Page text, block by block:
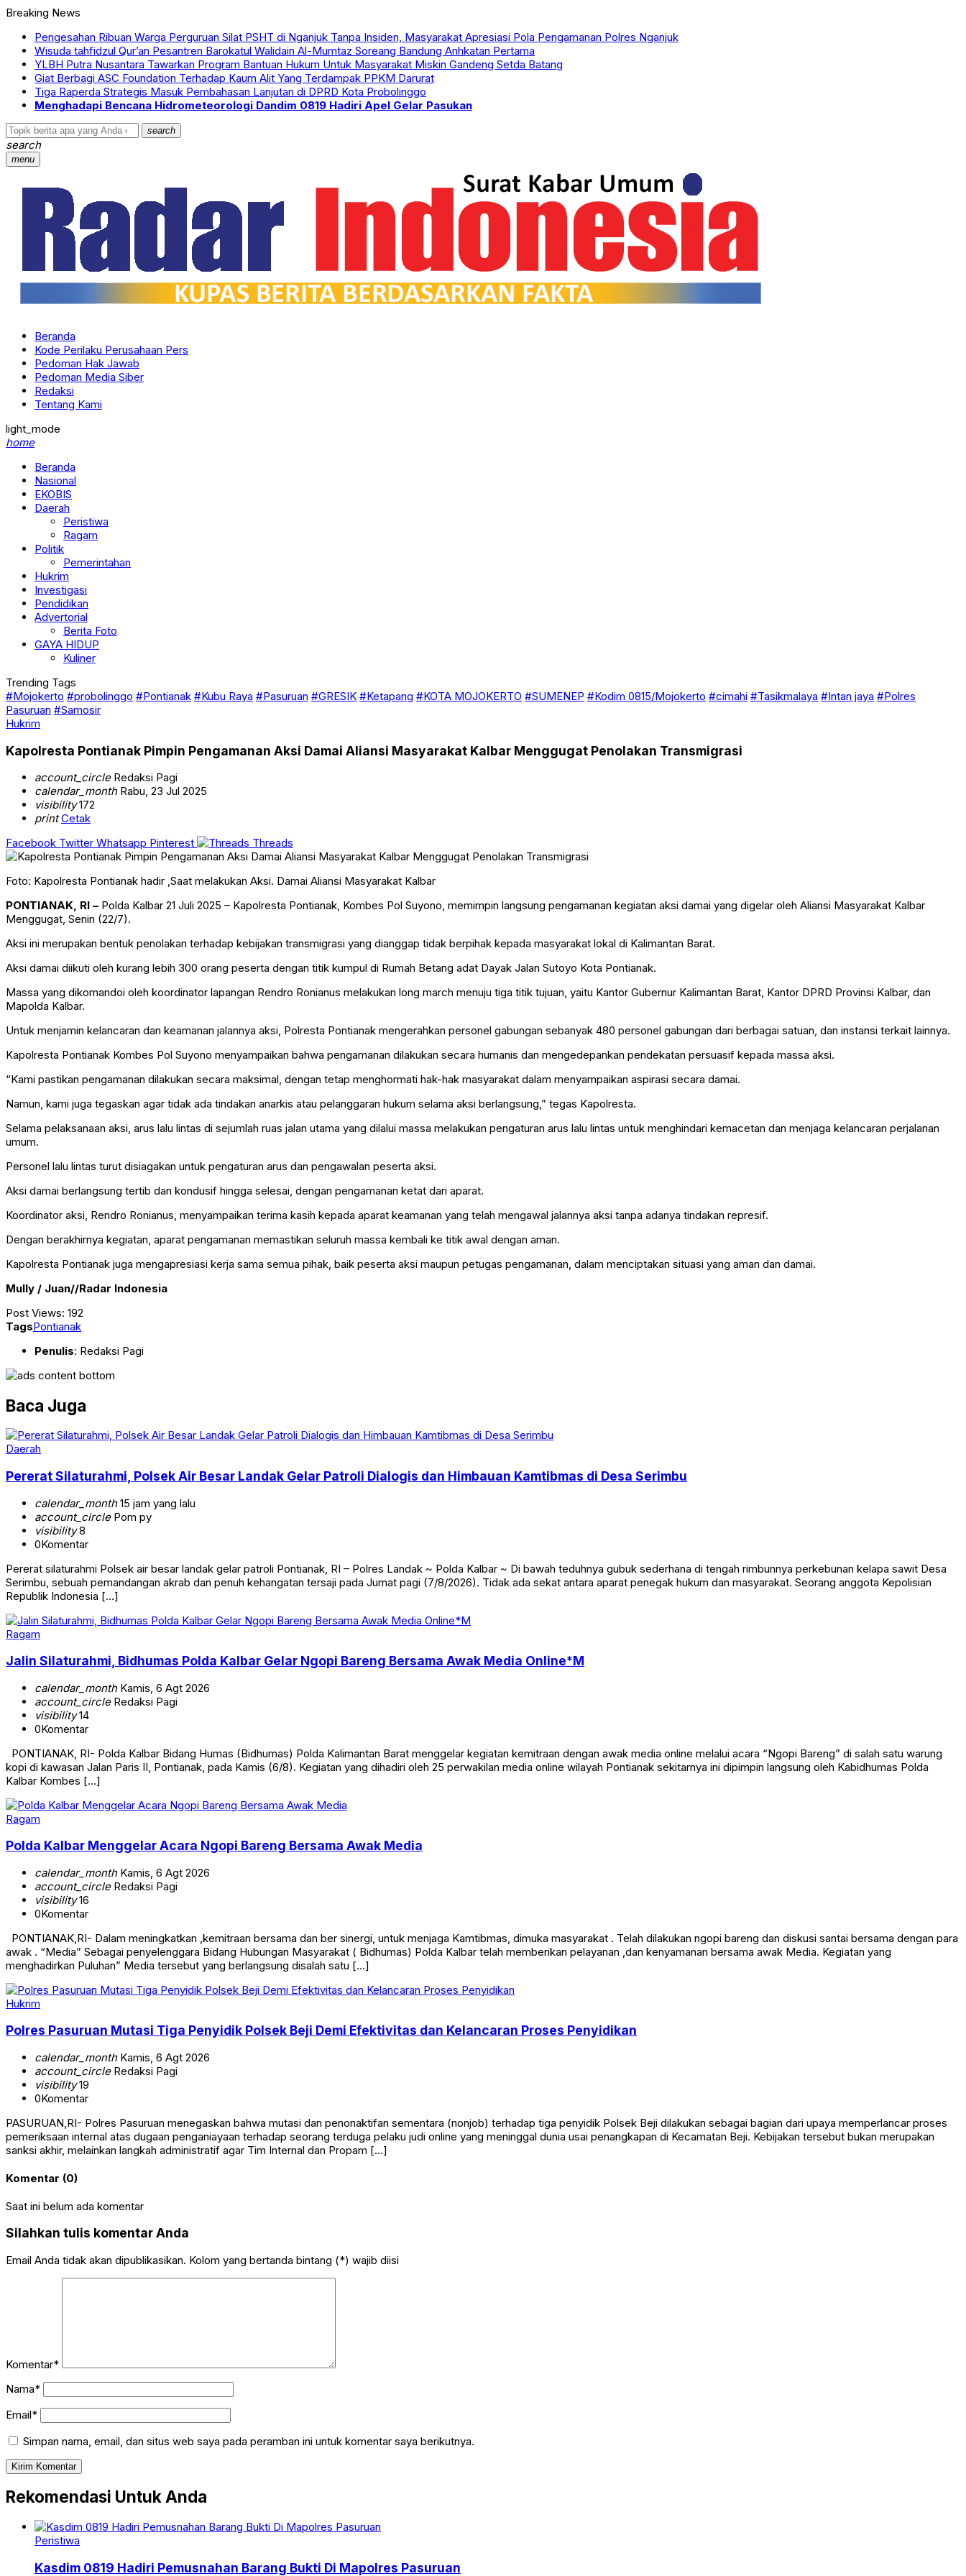
Breaking News
Pengesahan Ribuan Warga Perguruan Silat PSHT di Nganjuk Tanpa Insiden, Masyarakat Apresiasi Pola Pengamanan Polres Nganjuk
Wisuda tahfidzul Qur’an Pesantren Barokatul Walidain Al-Mumtaz Soreang Bandung Anhkatan Pertama
YLBH Putra Nusantara Tawarkan Program Bantuan Hukum Untuk Masyarakat Miskin Gandeng Setda Batang
Giat Berbagi ASC Foundation Terhadap Kaum Alit Yang Terdampak PPKM Darurat
Tiga Raperda Strategis Masuk Pembahasan Lanjutan di DPRD Kota Probolinggo
Menghadapi Bencana Hidrometeorologi Dandim 0819 Hadiri Apel Gelar Pasukan
search
search
menu
Beranda
Kode Perilaku Perusahaan Pers
Pedoman Hak Jawab
Pedoman Media Siber
Redaksi
Tentang Kami
light_mode
home
Beranda
Nasional
EKOBIS
Daerah
Peristiwa
Ragam
Politik
Pemerintahan
Hukrim
Investigasi
Pendidikan
Advertorial
Berita Foto
GAYA HIDUP
Kuliner
Trending Tags
#Mojokerto #probolinggo #Pontianak #Kubu Raya #Pasuruan #GRESIK #Ketapang #KOTA MOJOKERTO #SUMENEP #Kodim 0815/Mojokerto #cimahi #Tasikmalaya #Intan jaya #Polres
Pasuruan #Samosir
Hukrim
Kapolresta Pontianak Pimpin Pengamanan Aksi Damai Aliansi Masyarakat Kalbar Menggugat Penolakan Transmigrasi
account_circleRedaksi Pagi
calendar_monthRabu, 23 Jul 2025
visibility172
print Cetak
Facebook Twitter Whatsapp Pinterest Threads
Foto: Kapolresta Pontianak hadir ,Saat melakukan Aksi. Damai Aliansi Masyarakat Kalbar
PONTIANAK, RI – Polda Kalbar 21 Juli 2025 – Kapolresta Pontianak, Kombes Pol Suyono, memimpin langsung pengamanan kegiatan aksi damai yang digelar oleh Aliansi Masyarakat Kalbar
Menggugat, Senin (22/7).
Aksi ini merupakan bentuk penolakan terhadap kebijakan transmigrasi yang dianggap tidak berpihak kepada masyarakat lokal di Kalimantan Barat.
Aksi damai diikuti oleh kurang lebih 300 orang peserta dengan titik kumpul di Rumah Betang adat Dayak Jalan Sutoyo Kota Pontianak.
Massa yang dikomandoi oleh koordinator lapangan Rendro Ronianus melakukan long march menuju tiga titik tujuan, yaitu Kantor Gubernur Kalimantan Barat, Kantor DPRD Provinsi Kalbar, dan
Mapolda Kalbar.
Untuk menjamin kelancaran dan keamanan jalannya aksi, Polresta Pontianak mengerahkan personel gabungan sebanyak 480 personel gabungan dari berbagai satuan, dan instansi terkait lainnya.
Kapolresta Pontianak Kombes Pol Suyono menyampaikan bahwa pengamanan dilakukan secara humanis dan mengedepankan pendekatan persuasif kepada massa aksi.
“Kami pastikan pengamanan dilakukan secara maksimal, dengan tetap menghormati hak-hak masyarakat dalam menyampaikan aspirasi secara damai.
Namun, kami juga tegaskan agar tidak ada tindakan anarkis atau pelanggaran hukum selama aksi berlangsung,” tegas Kapolresta.
Selama pelaksanaan aksi, arus lalu lintas di sejumlah ruas jalan utama yang dilalui massa melakukan pengaturan arus lalu lintas untuk menghindari kemacetan dan menjaga kelancaran perjalanan
umum.
Personel lalu lintas turut disiagakan untuk pengaturan arus dan pengawalan peserta aksi.
Aksi damai berlangsung tertib dan kondusif hingga selesai, dengan pengamanan ketat dari aparat.
Koordinator aksi, Rendro Ronianus, menyampaikan terima kasih kepada aparat keamanan yang telah mengawal jalannya aksi tanpa adanya tindakan represif.
Dengan berakhirnya kegiatan, aparat pengamanan memastikan seluruh massa kembali ke titik awal dengan aman.
Kapolresta Pontianak juga mengapresiasi kerja sama semua pihak, baik peserta aksi maupun petugas pengamanan, dalam menciptakan situasi yang aman dan damai.
Mully / Juan//Radar Indonesia
Post Views: 192
TagsPontianak
Penulis: Redaksi Pagi
Baca Juga
Daerah
Pererat Silaturahmi, Polsek Air Besar Landak Gelar Patroli Dialogis dan Himbauan Kamtibmas di Desa Serimbu
calendar_month15 jam yang lalu
account_circlePom py
visibility8
0Komentar
Pererat silaturahmi Polsek air besar landak gelar patroli Pontianak, RI – Polres Landak ~ Polda Kalbar ~ Di bawah teduhnya gubuk sederhana di tengah rimbunnya perkebunan kelapa sawit Desa
Serimbu, sebuah pemandangan akrab dan penuh kehangatan tersaji pada Jumat pagi (7/8/2026). Tidak ada sekat antara aparat penegak hukum dan masyarakat. Seorang anggota Kepolisian
Republik Indonesia […]
Ragam
Jalin Silaturahmi, Bidhumas Polda Kalbar Gelar Ngopi Bareng Bersama Awak Media Online*M
calendar_monthKamis, 6 Agt 2026
account_circleRedaksi Pagi
visibility14
0Komentar
PONTIANAK, RI- Polda Kalbar Bidang Humas (Bidhumas) Polda Kalimantan Barat menggelar kegiatan kemitraan dengan awak media online melalui acara “Ngopi Bareng” di salah satu warung
kopi di kawasan Jalan Paris II, Pontianak, pada Kamis (6/8). Kegiatan yang dihadiri oleh 25 perwakilan media online wilayah Pontianak sekitarnya ini dipimpin langsung oleh Kabidhumas Polda
Kalbar Kombes […]
Ragam
Polda Kalbar Menggelar Acara Ngopi Bareng Bersama Awak Media
calendar_monthKamis, 6 Agt 2026
account_circleRedaksi Pagi
visibility16
0Komentar
PONTIANAK,RI- Dalam meningkatkan ,kemitraan bersama dan ber sinergi, untuk menjaga Kamtibmas, dimuka masyarakat . Telah dilakukan ngopi bareng dan diskusi santai bersama dengan para
awak . “Media” Sebagai penyelenggara Bidang Hubungan Masyarakat ( Bidhumas) Polda Kalbar telah memberikan pelayanan ,dan kenyamanan bersama awak Media. Kegiatan yang
menghadirkan Puluhan” Media tersebut yang berlangsung disalah satu […]
Hukrim
Polres Pasuruan Mutasi Tiga Penyidik Polsek Beji Demi Efektivitas dan Kelancaran Proses Penyidikan
calendar_monthKamis, 6 Agt 2026
account_circleRedaksi Pagi
visibility19
0Komentar
PASURUAN,RI- Polres Pasuruan menegaskan bahwa mutasi dan penonaktifan sementara (nonjob) terhadap tiga penyidik Polsek Beji dilakukan sebagai bagian dari upaya memperlancar proses
pemeriksaan internal atas dugaan penganiayaan terhadap seorang terduga pelaku judi online yang meninggal dunia usai penangkapan di Kecamatan Beji. Kebijakan tersebut bukan merupakan
sanksi akhir, melainkan langkah administratif agar Tim Internal dan Propam […]
Komentar (0)
Saat ini belum ada komentar
Silahkan tulis komentar Anda
Email Anda tidak akan dipublikasikan. Kolom yang bertanda bintang (*) wajib diisi
Komentar*
Nama*
Email*
Simpan nama, email, dan situs web saya pada peramban ini untuk komentar saya berikutnya.
Rekomendasi Untuk Anda
Peristiwa
Kasdim 0819 Hadiri Pemusnahan Barang Bukti Di Mapolres Pasuruan